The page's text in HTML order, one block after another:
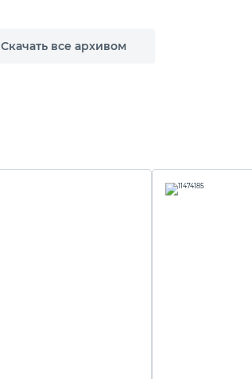
Скачать все архивом